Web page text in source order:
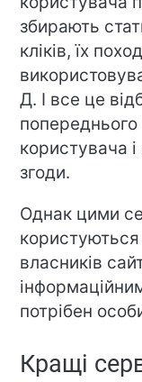
збирають
кліків, їх
Д. І все це
користувача
згоди.
Однак цими
користуються
власників
потрібен
Кращі